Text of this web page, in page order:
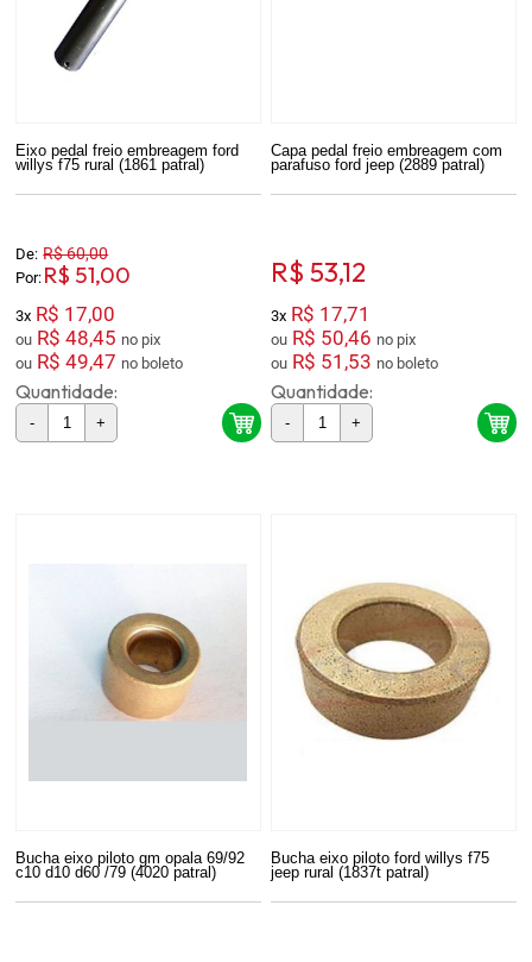
Eixo pedal freio embreagem ford
willys f75 rural (1861 patral)
De: R$ 60,00
Por: R$ 51,00
3x R$ 17,00
ou R$ 48,45
no pix
ou R$ 49,47 no boleto
Quantidade:
- +
Capa pedal freio embreagem com
parafuso ford jeep (2889 patral)
R$ 53,12
3x R$ 17,71
ou R$ 50,46
no pix
ou R$ 51,53 no boleto
Quantidade:
- +
Bucha eixo piloto gm opala 69/92
c10 d10 d60 /79 (4020 patral)
Bucha eixo piloto ford willys f75
jeep rural (1837t patral)